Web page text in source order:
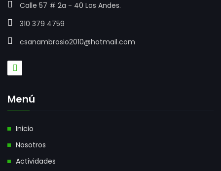
Calle 57 # 2a - 40 Los Andes.
310 379 4759
csanambrosio2010@hotmail.com
Menú
Inicio
Nosotros
Actividades